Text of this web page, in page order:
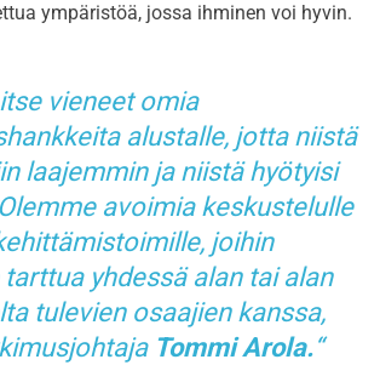
ympäristöä, jossa ihminen voi hyvin.
vieneet omia
alustalle, jotta niistä
laajemmin ja niistä hyötyisi
avoimia keskustelulle
joihin
yhdessä alan tai alan
tulevien osaajien kanssa,
Tommi Arola.